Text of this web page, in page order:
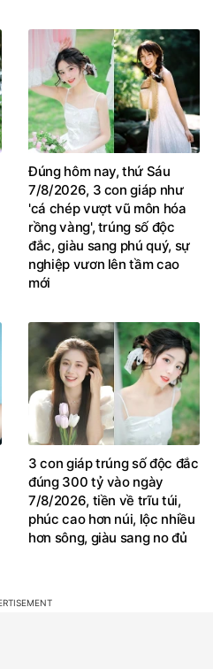
Đúng hôm nay, thứ Sáu
7/8/2026, 3 con giáp như
'cá chép vượt vũ môn hóa
rồng vàng', trúng số độc
đắc, giàu sang phú quý, sự
nghiệp vươn lên tầm cao
mới
3 con giáp trúng số độc đắc
đúng 300 tỷ vào ngày
7/8/2026, tiền về trĩu túi,
phúc cao hơn núi, lộc nhiều
hơn sông, giàu sang no đủ